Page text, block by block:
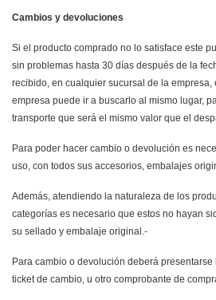
Cambios y devoluciones
Si el producto comprado no lo satisface este
sin problemas hasta 30 días después de la
recibido, en cualquier sucursal de la empresa,
empresa puede ir a buscarlo al mismo lugar,
transporte que será el mismo valor que el
Para poder hacer cambio o devolución es
uso, con todos sus accesorios, embalajes
Además, atendiendo la naturaleza de los
categorías es necesario que estos no hayan
su sellado y embalaje original.-
Para cambio o devolución deberá
ticket de cambio, u otro comprobante de